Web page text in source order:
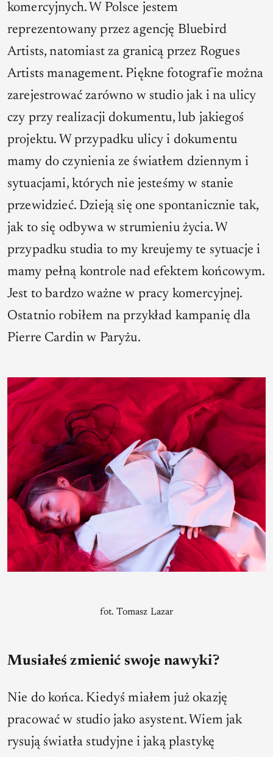
komercyjnych. W Polsce jestem
reprezentowany przez agencję Bluebird
Artists, natomiast za granicą przez Rogues
Artists management. Piękne fotografie można
zarejestrować zarówno w studio jak i na ulicy
czy przy realizacji dokumentu, lub jakiegoś
projektu. W przypadku ulicy i dokumentu
mamy do czynienia ze światłem dziennym i
sytuacjami, których nie jesteśmy w stanie
przewidzieć. Dzieją się one spontanicznie tak,
jak to się odbywa w strumieniu życia. W
przypadku studia to my kreujemy te sytuacje i
mamy pełną kontrole nad efektem końcowym.
Jest to bardzo ważne w pracy komercyjnej.
Ostatnio robiłem na przykład kampanię dla
Pierre Cardin w Paryżu.
fot. Tomasz Lazar
Musiałeś zmienić swoje nawyki?
Nie do końca. Kiedyś miałem już okazję
pracować w studio jako asystent. Wiem jak
rysują światła studyjne i jaką plastykę